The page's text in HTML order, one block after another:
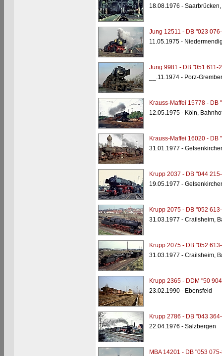
18.08.1976 -
Jung 12511 - DB "023
11.05.1975 -
Jung 9981 - DB "051 611-
__.11.1974 - Porz-
Krauss-Maffei 15778 - DB
12.05.1975 - Köln,
Krauss-Maffei 16020 - DB
31.01.1977 -
Krupp 2037 - DB "044
19.05.1977 -
Krupp 2075 - DB "052
31.03.1977 - Crailsheim,
Krupp 2075 - DB "052
31.03.1977 - Crailsheim,
Krupp 2365 - DDM "50
23.02.1990 - Ebensfeld
Krupp 2786 - DB "043
22.04.1976 - Salzbergen
MBA 14201 - DB "053